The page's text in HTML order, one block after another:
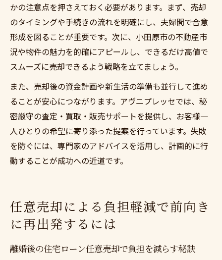
かの注意点を押さえておく必要があります。まず、売却
のタイミングや手続きの流れを明確にし、夫婦間で合意
形成を図ることが重要です。次に、小田原市の不動産市
況や物件の魅力を的確にアピールし、できるだけ高値で
スムーズに売却できるよう戦略を立てましょう。
また、売却後の資金計画や新生活の準備も並行して進め
ることが安心につながります。アヴニプレッセでは、秘
密厳守の査定・買取・販売サポートを提供し、お客様一
人ひとりの希望に寄り添った提案を行っています。失敗
を防ぐには、専門家のアドバイスを活用し、計画的に行
動することが成功への近道です。
任意売却による負担軽減で前向き
に再出発するには
離婚後の住宅ローン任意売却で負担を減らす秘訣